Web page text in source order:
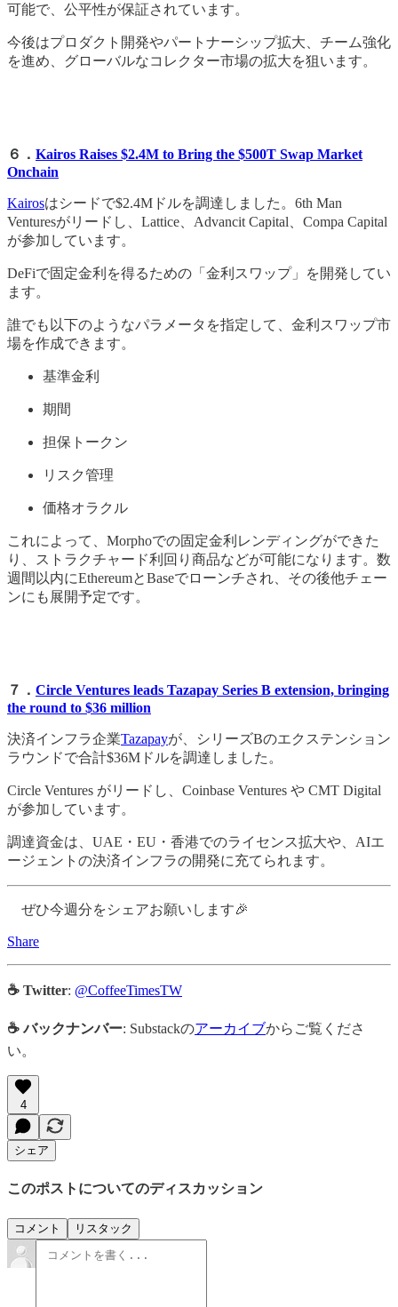
可能で、公平性が保証されています。
今後はプロダクト開発やパートナーシップ拡大、チーム強化
を進め、グローバルなコレクター市場の拡大を狙います。
６． Kairos Raises $2.4M to Bring the $500T Swap Market
Onchain
Kairosはシードで$2.4Mドルを調達しました。6th Man
Venturesがリードし、Lattice、Advancit Capital、Compa Capital
が参加しています。
DeFiで固定金利を得るための「金利スワップ」を開発してい
ます。
誰でも以下のようなパラメータを指定して、金利スワップ市
場を作成できます。
基準金利
期間
担保トークン
リスク管理
価格オラクル
これによって、Morphoでの固定金利レンディングができた
り、ストラクチャード利回り商品などが可能になります。数
週間以内にEthereumとBaseでローンチされ、その後他チェー
ンにも展開予定です。
７． Circle Ventures leads Tazapay Series B extension, bringing
the round to $36 million
決済インフラ企業Tazapayが、シリーズBのエクステンション
ラウンドで合計$36Mドルを調達しました。
Circle Ventures がリードし、Coinbase Ventures や CMT Digital
が参加しています。
調達資金は、UAE・EU・香港でのライセンス拡大や、AIエ
ージェントの決済インフラの開発に充てられます。
ぜひ今週分をシェアお願いします🎉
Share
☕ Twitter: @CoffeeTimesTW
☕ バックナンバー: Substackのアーカイブからご覧くださ
い。
4
シェア
このポストについてのディスカッション
コメント リスタック